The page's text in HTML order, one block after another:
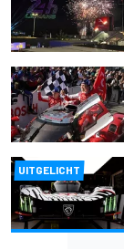
UITGELICHT